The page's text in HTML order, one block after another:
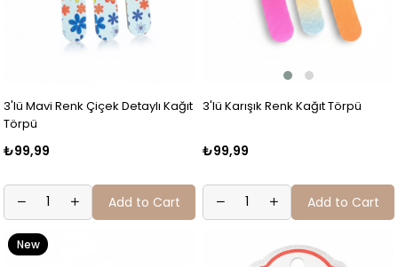
3'lü Mavi Renk Çiçek Detaylı Kağıt
Törpü
₺99,99
Add to Cart
3'lü Karışık Renk Kağıt Törpü
₺99,99
Add to Cart
New